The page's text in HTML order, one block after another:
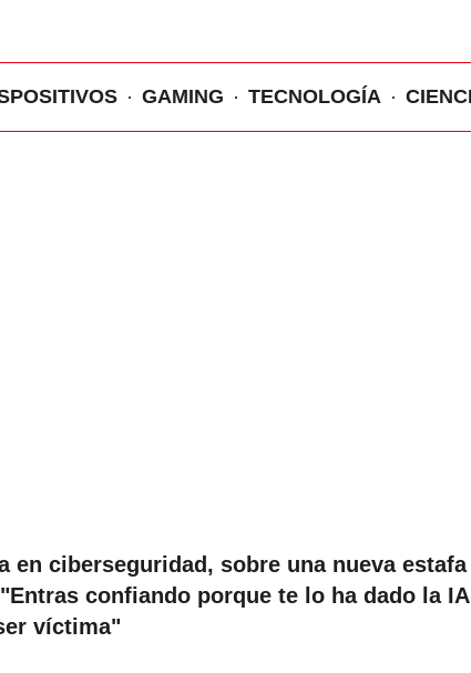
GAMING TECNOLOGÍA
en ciberseguridad, sobre una nueva estafa
confiando porque te lo ha dado la
víctima"